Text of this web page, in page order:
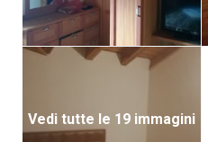
Vedi tutte le 19 immagini